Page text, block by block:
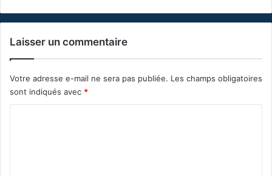
Laisser un commentaire
Votre adresse e-mail ne sera pas publiée. Les champs obligatoires
sont indiqués avec *